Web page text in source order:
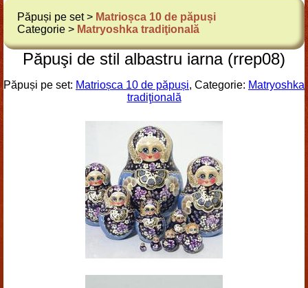
Păpuși pe set > Matrioșca 10 de păpuși
Categorie > Matryoshka tradiţională
Păpuşi de stil albastru iarna (rrep08)
Păpuși pe set: Matrioșca 10 de păpuși, Categorie: Matryoshka
tradiţională